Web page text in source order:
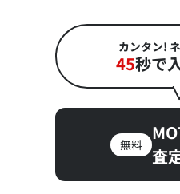
カンタン!
45秒で
無料
査